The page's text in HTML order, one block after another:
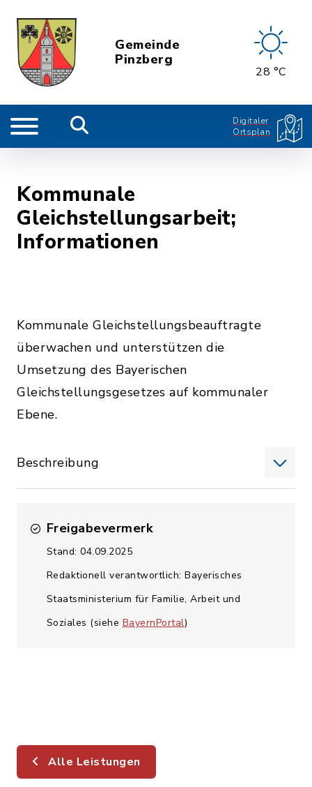
Gemeinde
Pinzberg
28 °C
Digitaler
Ortsplan
Kommunale
Gleichstellungsarbeit;
Informationen
Kommunale Gleichstellungsbeauftragte
überwachen und unterstützen die
Umsetzung des Bayerischen
Gleichstellungsgesetzes auf kommunaler
Ebene.
Beschreibung
Freigabevermerk
Stand: 04.09.2025
Redaktionell verantwortlich: Bayerisches
Staatsministerium für Familie, Arbeit und
Soziales (siehe BayernPortal)
Alle Leistungen